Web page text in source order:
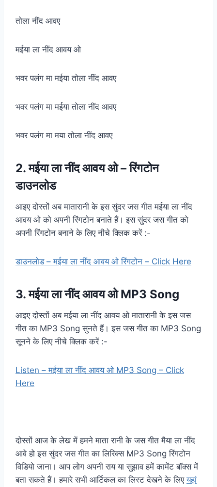
तोला नींद आवए
मईया ला नींद आवय ओ
भवर पलंग मा मईया तोला नींद आवए
भवर पलंग मा मईया तोला नींद आवए
भवर पलंग मा मया तोला नींद आवए
2. मईया ला नींद आवय ओ – रिंगटोन
डाउनलोड
आइए दोस्तों अब मातारानी के इस सुंदर जस गीत मईया ला नींद
आवय ओ को अपनी रिंगटोन बनाते हैं। इस सुंदर जस गीत को
अपनी रिंगटोन बनाने के लिए नीचे क्लिक करें :-
डाउनलोड – मईया ला नींद आवय ओ रिंगटोन – Click Here
3. मईया ला नींद आवय ओ MP3 Song
आइए दोस्तों अब मईया ला नींद आवय ओ मातारानी के इस जस
गीत का MP3 Song सुनते हैं। इस जस गीत का MP3 Song
सूनने के लिए नीचे क्लिक करें :-
Listen – मईया ला नींद आवय ओ MP3 Song – Click
Here
दोस्तों आज के लेख में हमने माता रानी के जस गीत मैया ला नींद
आवे हो इस सुंदर जस गीत का लिरिक्स MP3 Song रिंगटोन
विडियो जाना। आप लोग अपनी राय या सुझाव हमें कामेंट बॉक्स में
बता सकते हैं। हमारे सभी आर्टिकल का लिस्ट देखने के लिएयहां